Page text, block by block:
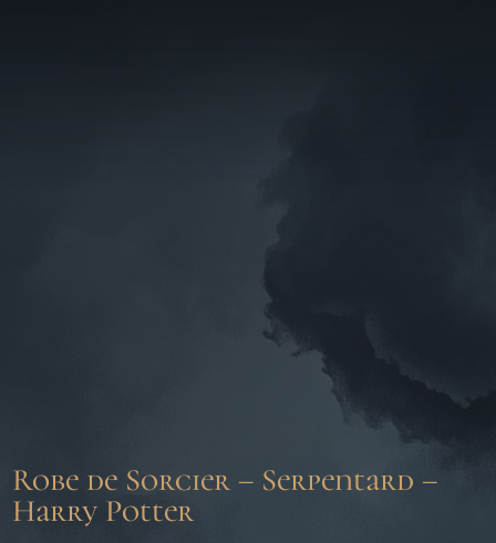
Robe de Sorcier – Serpentard –
Harry Potter